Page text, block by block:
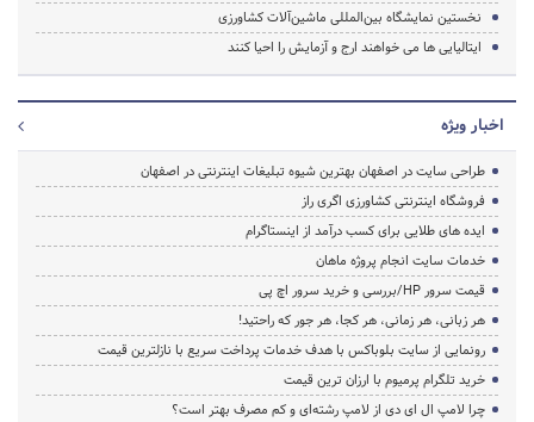
نخستین نمایشگاه بین‌المللی ماشین‌آلات کشاورزی
ایتالیایی ها می خواهند ارج و آزمایش را احیا کنند
اخبار ویژه
طراحی سایت در اصفهان بهترین شیوه تبلیغات اینترنتی در اصفهان
فروشگاه اینترنتی کشاورزی اگری راز
ایده های طلایی برای کسب درآمد از اینستاگرام
خدمات سایت انجام پروژه ماهان
قیمت سرور HP/بررسی و خرید سرور اچ پی
هر زبانی، هر زمانی، هر کجا، هر جور که راحتید!
رونمایی از سایت بلوباکس با هدف خدمات پرداخت سریع با نازلترین قیمت
خرید تلگرام پرمیوم با ارزان ترین قیمت
چرا لامپ ال ای دی از لامپ رشته‌ای و کم مصرف بهتر است؟